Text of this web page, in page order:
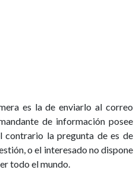
es la de enviarlo al correo
de información posee
contrario la pregunta de es de
o el interesado no dispone
todo el mundo.